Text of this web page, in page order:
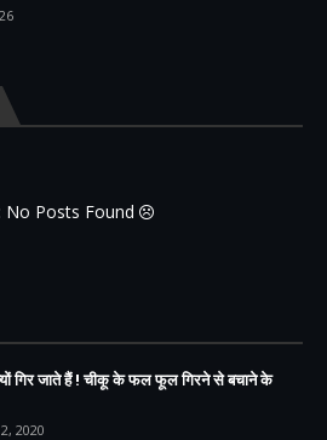
No Posts Found
गिर जाते हैं ! चीकू के फल फूल गिरने से बचाने के
2020